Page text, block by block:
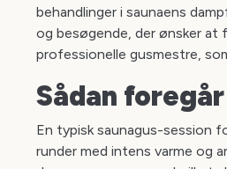
behandlinger i saunaens
og besøgende, der ønsker at
professionelle gusmestre,
Sådan
En typisk saunagus-session
runder med intens varme og